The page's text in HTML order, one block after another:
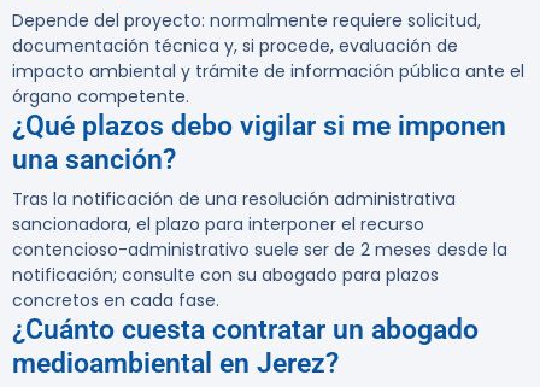
Depende del proyecto: normalmente requiere solicitud,
documentación técnica y, si procede, evaluación de
impacto ambiental y trámite de información pública ante el
órgano competente.
¿Qué plazos debo vigilar si me imponen
una sanción?
Tras la notificación de una resolución administrativa
sancionadora, el plazo para interponer el recurso
contencioso-administrativo suele ser de 2 meses desde la
notificación; consulte con su abogado para plazos
concretos en cada fase.
¿Cuánto cuesta contratar un abogado
medioambiental en Jerez?